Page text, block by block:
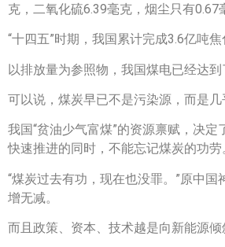
克，二氧化硫6.39毫克，烟尘只有0.67
“十四五”时期，我国累计完成3.6亿吨
以排放量为参照物，我国煤电已经达
可以说，煤炭早已不是污染源，而是几
我国“贫油少气富煤”的资源禀赋，决
快速推进的同时，不能忘记煤炭的功
“煤炭过去有功，现在也没罪。”原中
增无减。
而且政策、资本、技术越是向新能源倾